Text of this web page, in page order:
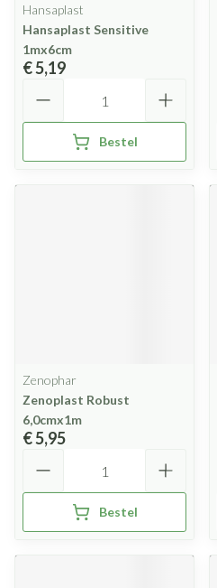
Hansaplast
Hansaplast Sensitive
1mx6cm
€ 5,19
Bestel
Zenophar
Zenoplast Robust
6,0cmx1m
€ 5,95
Bestel